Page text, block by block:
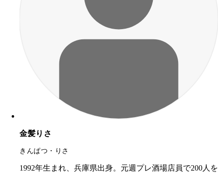
金髪りさ
きんぱつ・りさ
1992年生まれ、兵庫県出身。 元週プレ酒場店員で200人を